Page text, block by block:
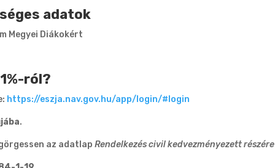
adatok
Megyei Diákokért
ról?
https://eszja.nav.gov.hu/app/login/#login
.
az adatlapRendelkezés civil kedvezményezett részére